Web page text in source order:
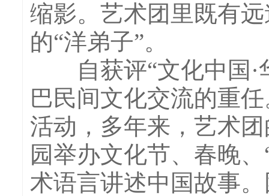
缩影。艺术团里既有
的“洋弟子”。
自获评“文化中国·
巴民间文化交流的重
活动，多年来，艺术
园举办文化节、春晚
术语言讲述中国故事